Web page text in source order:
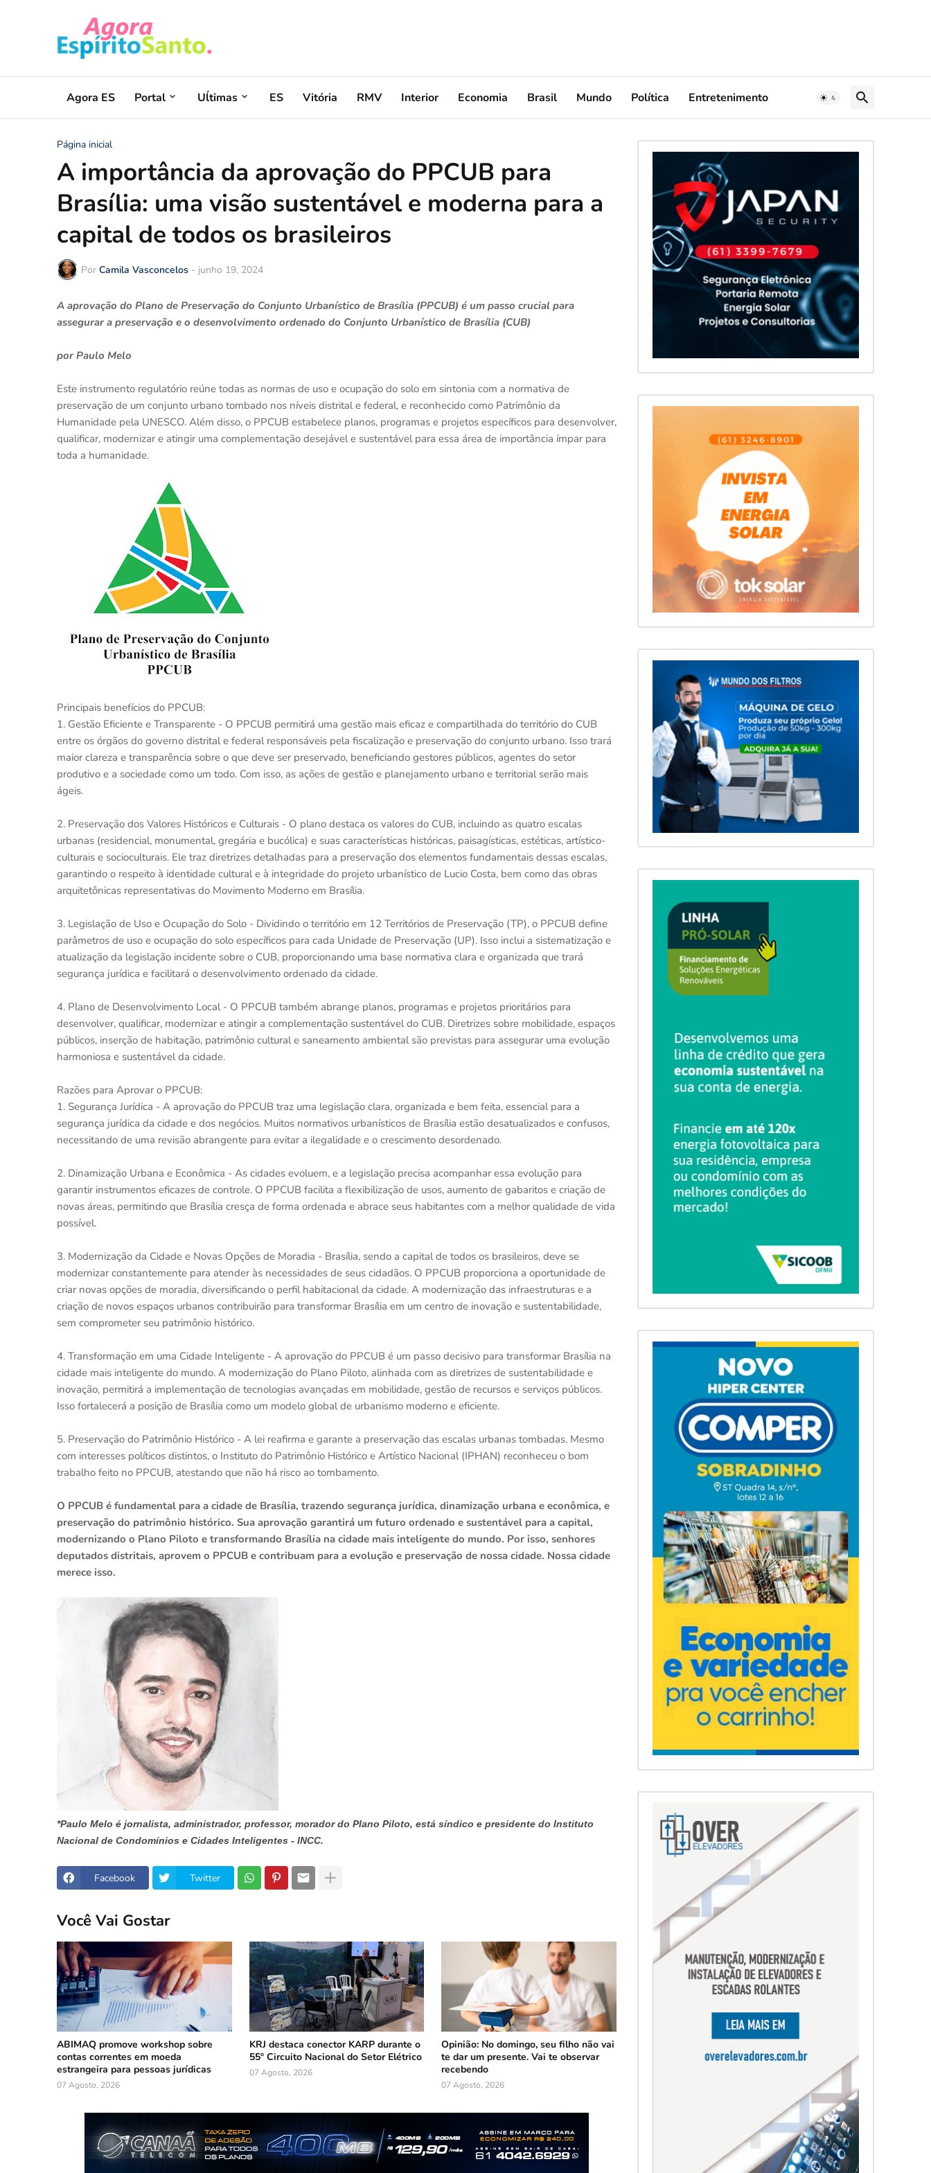
Agora ES Portal Uĺtimas ES Vitória RMV Interior Economia Brasil Mundo Política Entretenimento
Página inicial
A importância da aprovação do PPCUB para
Brasília: uma visão sustentável e moderna para a
capital de todos os brasileiros
Por Camila Vasconcelos - junho 19, 2024
A aprovação do Plano de Preservação do Conjunto Urbanístico de Brasília (PPCUB) é um passo crucial para
assegurar a preservação e o desenvolvimento ordenado do Conjunto Urbanístico de Brasília (CUB)
por Paulo Melo
Este instrumento regulatório reúne todas as normas de uso e ocupação do solo em sintonia com a normativa de
preservação de um conjunto urbano tombado nos níveis distrital e federal, e reconhecido como Patrimônio da
Humanidade pela UNESCO. Além disso, o PPCUB estabelece planos, programas e projetos específicos para desenvolver,
qualificar, modernizar e atingir uma complementação desejável e sustentável para essa área de importância ímpar para
toda a humanidade.
Principais benefícios do PPCUB:
1. Gestão Eficiente e Transparente - O PPCUB permitirá uma gestão mais eficaz e compartilhada do território do CUB
entre os órgãos do governo distrital e federal responsáveis pela fiscalização e preservação do conjunto urbano. Isso trará
maior clareza e transparência sobre o que deve ser preservado, beneficiando gestores públicos, agentes do setor
produtivo e a sociedade como um todo. Com isso, as ações de gestão e planejamento urbano e territorial serão mais
ágeis.
2. Preservação dos Valores Históricos e Culturais - O plano destaca os valores do CUB, incluindo as quatro escalas
urbanas (residencial, monumental, gregária e bucólica) e suas características históricas, paisagísticas, estéticas, artístico-
culturais e socioculturais. Ele traz diretrizes detalhadas para a preservação dos elementos fundamentais dessas escalas,
garantindo o respeito à identidade cultural e à integridade do projeto urbanístico de Lucio Costa, bem como das obras
arquitetônicas representativas do Movimento Moderno em Brasília.
3. Legislação de Uso e Ocupação do Solo - Dividindo o território em 12 Territórios de Preservação (TP), o PPCUB define
parâmetros de uso e ocupação do solo específicos para cada Unidade de Preservação (UP). Isso inclui a sistematização e
atualização da legislação incidente sobre o CUB, proporcionando uma base normativa clara e organizada que trará
segurança jurídica e facilitará o desenvolvimento ordenado da cidade.
4. Plano de Desenvolvimento Local - O PPCUB também abrange planos, programas e projetos prioritários para
desenvolver, qualificar, modernizar e atingir a complementação sustentável do CUB. Diretrizes sobre mobilidade, espaços
públicos, inserção de habitação, patrimônio cultural e saneamento ambiental são previstas para assegurar uma evolução
harmoniosa e sustentável da cidade.
Razões para Aprovar o PPCUB:
1. Segurança Jurídica - A aprovação do PPCUB traz uma legislação clara, organizada e bem feita, essencial para a
segurança jurídica da cidade e dos negócios. Muitos normativos urbanísticos de Brasília estão desatualizados e confusos,
necessitando de uma revisão abrangente para evitar a ilegalidade e o crescimento desordenado.
2. Dinamização Urbana e Econômica - As cidades evoluem, e a legislação precisa acompanhar essa evolução para
garantir instrumentos eficazes de controle. O PPCUB facilita a flexibilização de usos, aumento de gabaritos e criação de
novas áreas, permitindo que Brasília cresça de forma ordenada e abrace seus habitantes com a melhor qualidade de vida
possível.
3. Modernização da Cidade e Novas Opções de Moradia - Brasília, sendo a capital de todos os brasileiros, deve se
modernizar constantemente para atender às necessidades de seus cidadãos. O PPCUB proporciona a oportunidade de
criar novas opções de moradia, diversificando o perfil habitacional da cidade. A modernização das infraestruturas e a
criação de novos espaços urbanos contribuirão para transformar Brasília em um centro de inovação e sustentabilidade,
sem comprometer seu patrimônio histórico.
4. Transformação em uma Cidade Inteligente - A aprovação do PPCUB é um passo decisivo para transformar Brasília na
cidade mais inteligente do mundo. A modernização do Plano Piloto, alinhada com as diretrizes de sustentabilidade e
inovação, permitirá a implementação de tecnologias avançadas em mobilidade, gestão de recursos e serviços públicos.
Isso fortalecerá a posição de Brasília como um modelo global de urbanismo moderno e eficiente.
5. Preservação do Patrimônio Histórico - A lei reafirma e garante a preservação das escalas urbanas tombadas. Mesmo
com interesses políticos distintos, o Instituto do Patrimônio Histórico e Artístico Nacional (IPHAN) reconheceu o bom
trabalho feito no PPCUB, atestando que não há risco ao tombamento.
O PPCUB é fundamental para a cidade de Brasília, trazendo segurança jurídica, dinamização urbana e econômica, e
preservação do patrimônio histórico. Sua aprovação garantirá um futuro ordenado e sustentável para a capital,
modernizando o Plano Piloto e transformando Brasília na cidade mais inteligente do mundo. Por isso, senhores
deputados distritais, aprovem o PPCUB e contribuam para a evolução e preservação de nossa cidade. Nossa cidade
merece isso.
*Paulo Melo é jornalista, administrador, professor, morador do Plano Piloto, está síndico e presidente do Instituto
Nacional de Condomínios e Cidades Inteligentes - INCC.
Facebook Twitter
Você Vai Gostar
ABIMAQ promove workshop sobre
contas correntes em moeda
estrangeira para pessoas jurídicas
07 Agosto, 2026
KRJ destaca conector KARP durante o
55º Circuito Nacional do Setor Elétrico
07 Agosto, 2026
Opinião: No domingo, seu filho não vai
te dar um presente. Vai te observar
recebendo
07 Agosto, 2026